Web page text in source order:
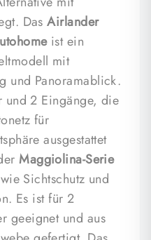
DasAirlander
ist ein
mit
und Panoramablick.
und 2 Eingänge, die
für
ausgestattet
Maggiolina-Serie
Sichtschutz und
Es ist für 2
geeignet und aus